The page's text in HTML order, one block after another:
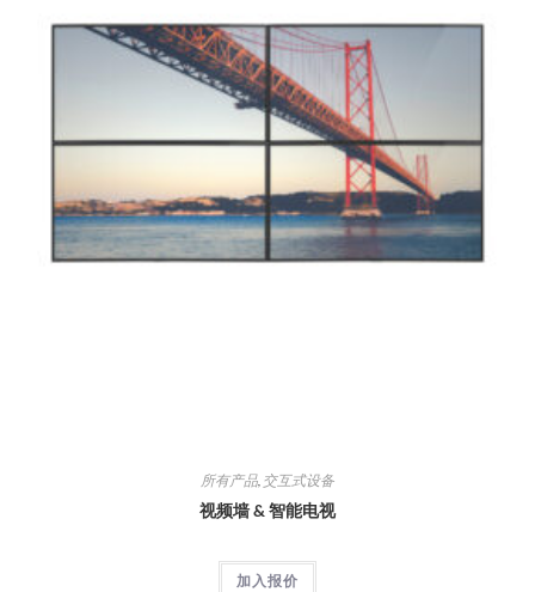
所有产品, 交互式设备
视频墙 & 智能电视
加入报价